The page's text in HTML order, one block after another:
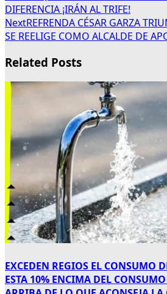
DIFERENCIA ¡IRÁN AL TRIFE!
NextREFRENDA CÉSAR GARZA
SE REELIGE COMO ALCALDE DE
Related Posts
EXCEDEN REGIOS EL CONSUMO
ESTA 10% ENCIMA DEL